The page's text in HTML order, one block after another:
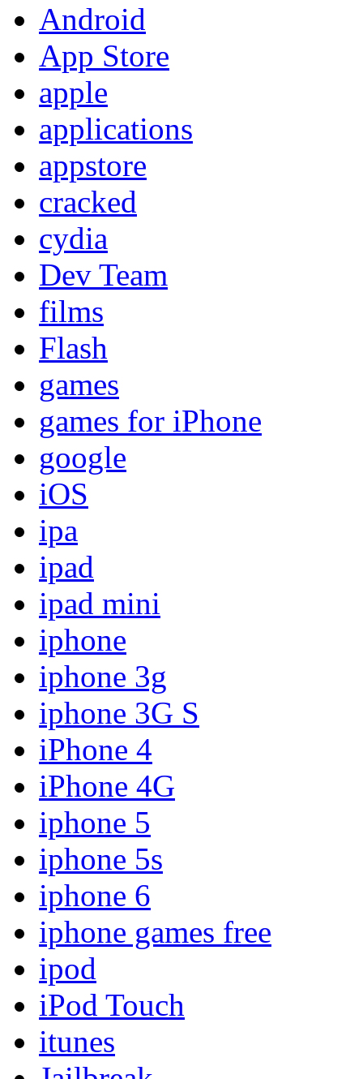
Android
App Store
apple
applications
appstore
cracked
cydia
Dev Team
films
Flash
games
games for iPhone
google
iOS
ipa
ipad
ipad mini
iphone
iphone 3g
iphone 3G S
iPhone 4
iPhone 4G
iphone 5
iphone 5s
iphone 6
iphone games free
ipod
iPod Touch
itunes